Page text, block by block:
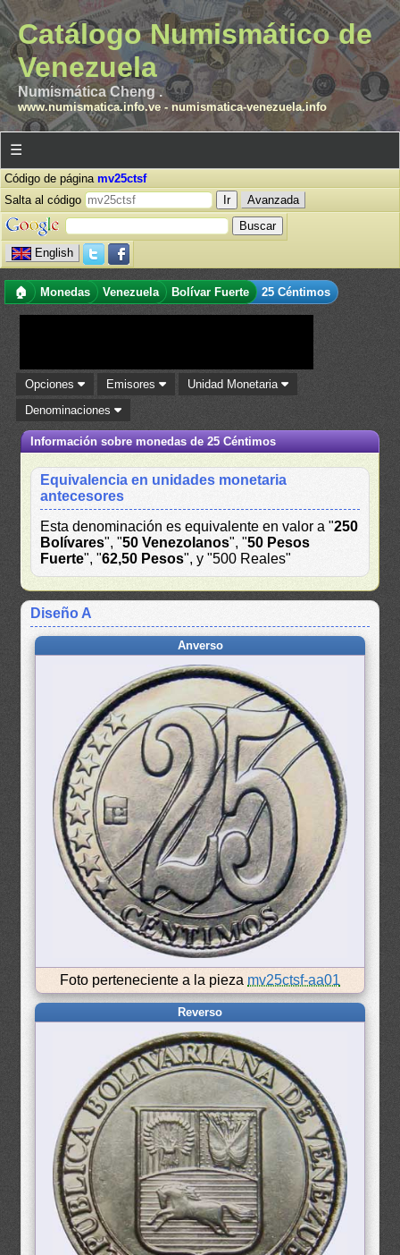
Catálogo Numismático de
Venezuela
Numismática Cheng .
www.numismatica.info.ve- numismatica-venezuela.info
☰
Código de página mv25ctsf
Salta al código
Avanzada
English
🏠 Monedas Venezuela Bolívar Fuerte 25 Céntimos
Opciones Emisores
Unidad Monetaria
Denominaciones
Información sobre monedas de 25 Céntimos
Equivalencia en unidades monetaria
antecesores
Esta denominación es equivalente en valor a "250
Bolívares", "50 Venezolanos", "50 Pesos
Fuerte", "62,50 Pesos", y "500 Reales"
Diseño A
Anverso
Foto perteneciente a la pieza mv25ctsf-aa01
Reverso